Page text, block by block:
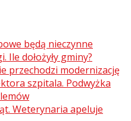
będą nieczynne
Ile dołożyły gminy?
przechodzi modernizację
szpitala. Podwyżka
Weterynaria apeluje